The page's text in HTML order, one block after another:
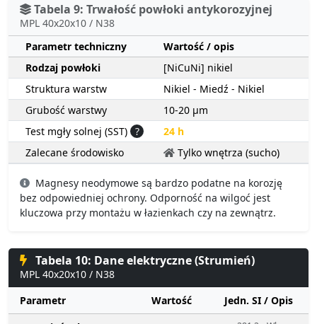
Tabela 9: Trwałość powłoki antykorozyjnej
MPL 40x20x10 / N38
Parametr techniczny
Wartość / opis
Rodzaj powłoki
[NiCuNi] nikiel
Struktura warstw
Nikiel - Miedź - Nikiel
Grubość warstwy
10-20 µm
Test mgły solnej (SST) ?
24 h
Zalecane środowisko
Tylko wnętrza (sucho)
Magnesy neodymowe są bardzo podatne na korozję
bez odpowiedniej ochrony. Odporność na wilgoć jest
kluczowa przy montażu w łazienkach czy na zewnątrz.
Tabela 10: Dane elektryczne (Strumień)
MPL 40x20x10 / N38
Parametr
Wartość
Jedn. SI / Opis